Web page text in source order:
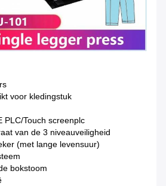
voor kledingstuk
PLC/Touch screenplc
van de 3 niveauveiligheid
(met lange levensuur)
bokstoom